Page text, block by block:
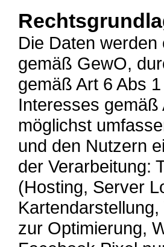
Die Daten
gemäß GewO,
gemäß Art 6 Abs
Interesses
möglichst
und den Nutzern
der Verarbeitung:
(Hosting, Server
zur Optimierung,